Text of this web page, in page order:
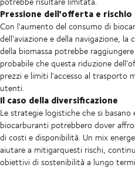
Pressione dell'offerta e
Con l'aumento del consumo di
dell'aviazione e della navigazione,
della biomassa potrebbe
probabile che questa riduzione
prezzi e limiti l'accesso al trasporto
utenti.
Il caso della diversificazione
Le strategie logistiche che si basano
biocarburanti potrebbero dover
di costi e disponibilità. Un mix
aiutare a mitigarquesti rischi,
obiettivi di sostenibilità a lungo